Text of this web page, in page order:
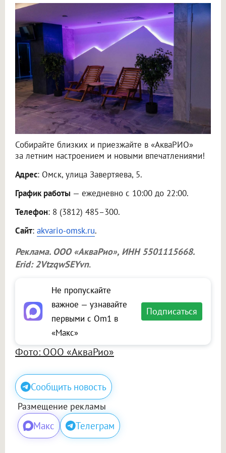
Собирайте близких и приезжайте в «АкваРИО»
за летним настроением и новыми впечатлениями!
Адрес: Омск, улица Завертяева, 5.
График работы — ежедневно с 10:00 до 22:00.
Телефон: 8 (3812) 485–300.
Сайт: akvario-omsk.ru.
Реклама. ООО «АкваРио», ИНН 5501115668.
Erid: 2VtzqwSEYvn.
Не пропускайте
важное — узнавайте
первыми с Om1 в
«Макс»
Подписаться
Фото: ООО «АкваРио»
Сообщить новость
Размещение рекламы
Макс Телеграм